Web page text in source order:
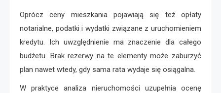
Oprócz ceny mieszkania pojawiają się też opłaty
notarialne, podatki i wydatki związane z uruchomieniem
kredytu. Ich uwzględnienie ma znaczenie dla całego
budżetu. Brak rezerwy na te elementy może zaburzyć
plan nawet wtedy, gdy sama rata wydaje się osiągalna.
W praktyce analiza nieruchomości uzupełnia ocenę